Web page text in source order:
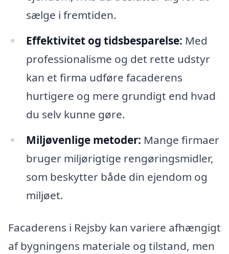
sælge i fremtiden.
Effektivitet og tidsbesparelse: Med
professionalisme og det rette udstyr
kan et firma udføre facaderens
hurtigere og mere grundigt end hvad
du selv kunne gøre.
Miljøvenlige metoder: Mange firmaer
bruger miljørigtige rengøringsmidler,
som beskytter både din ejendom og
miljøet.
Facaderens i Rejsby kan variere afhængigt
af bygningens materiale og tilstand, men